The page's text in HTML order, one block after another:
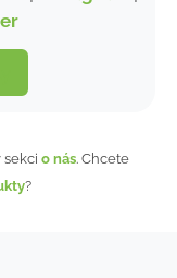
sekci o nás. Chcete
?